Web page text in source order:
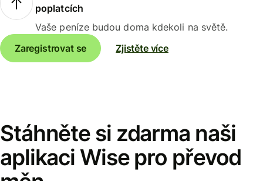
poplatcích
Vaše peníze budou doma kdekoli na světě.
Zaregistrovat se
Zjistěte více
Stáhněte si zdarma naši
aplikaci Wise pro převod